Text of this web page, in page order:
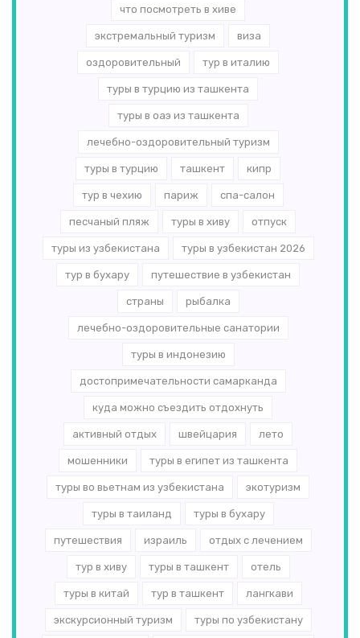
что посмотреть в хиве
экстремальный туризм виза
оздоровительный тур в италию
туры в турцию из ташкента
туры в оаэ из ташкента
лечебно-оздоровительный туризм
туры в турцию ташкент кипр
тур в чехию париж спа-салон
песчаный пляж туры в хиву отпуск
туры из узбекистана туры в узбекистан 2026
тур в бухару путешествие в узбекистан
страны рыбалка
лечебно-оздоровительные санатории
туры в индонезию
достопримечательности самарканда
куда можно съездить отдохнуть
активный отдых швейцария лето
мошенники туры в египет из ташкента
туры во вьетнам из узбекистана экотуризм
туры в таиланд туры в бухару
путешествия израиль отдых с лечением
тур в хиву туры в ташкент отель
туры в китай тур в ташкент лангкави
экскурсионный туризм туры по узбекистану